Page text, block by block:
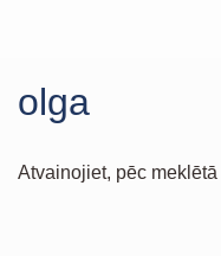
olga
Atvainojiet, pēc